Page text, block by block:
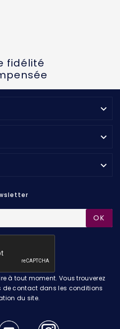
fidélité



OK
à tout moment. Vous trouverez
de contact dans les conditions
du site.